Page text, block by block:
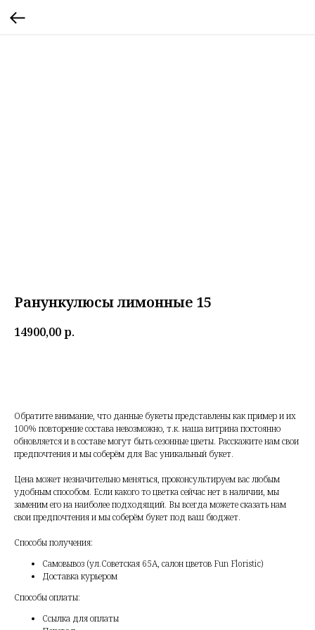
Ранункулюсы лимонные 15
14900,00р.
Обратите внимание, что данные букеты представлены как пример и их
100% повторение состава невозможно, т.к. наша витрина постоянно
обновляется и в составе могут быть сезонные цветы. Расскажите нам свои
предпочтения и мы соберём для Вас уникальный букет.
Цена может незначительно меняться, проконсультируем вас любым
удобным способом. Если какого то цветка сейчас нет в наличии, мы
заменим его на наиболее подходящий. Вы всегда можете сказать нам
свои предпочтения и мы соберём букет под ваш бюджет.
Способы получения:
Самовывоз (ул.Советская 65А, салон цветов Fun Floristic)
Доставка курьером
Способы оплаты:
Ссылка для оплаты